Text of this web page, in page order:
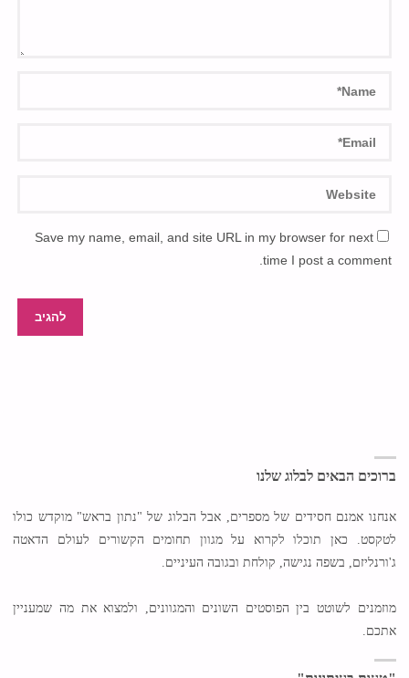
Save my name, email, and site URL in my browser for next
time I post a comment.
ברוכים הבאים לבלוג שלנו
אנחנו אמנם חסידים של מספרים, אבל הבלוג של "נתון בראש" מוקדש כולו
לטקסט. כאן תוכלו לקרוא על מגוון תחומים הקשורים לעולם הדאטה
ג'ורנליזם, בשפה נגישה, קולחת ובגובה העיניים.
מוזמנים לשוטט בין הפוסטים השונים והמגוונים, ולמצוא את מה שמעניין
אתכם.